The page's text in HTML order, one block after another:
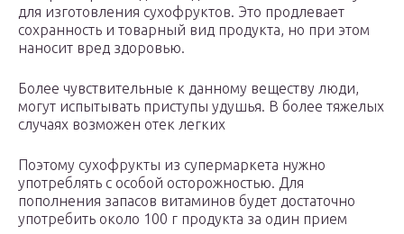
для изготовления сухофруктов. Это продлевает
сохранность и товарный вид продукта, но при этом
наносит вред здоровью.
Более чувствительные к данному веществу люди,
могут испытывать приступы удушья. В более тяжелых
случаях возможен отек легких
Поэтому сухофрукты из супермаркета нужно
употреблять с особой осторожностью. Для
пополнения запасов витаминов будет достаточно
употребить около 100 г продукта за один прием